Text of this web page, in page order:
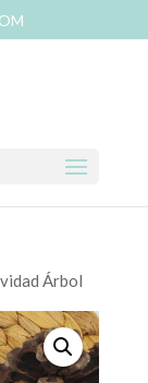
Árbol